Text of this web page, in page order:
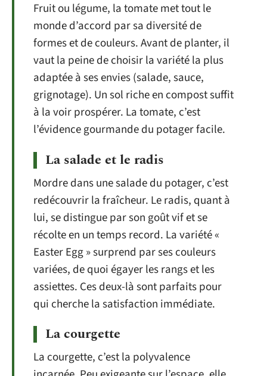
Fruit ou légume, la tomate met tout le
monde d’accord par sa diversité de
formes et de couleurs. Avant de planter, il
vaut la peine de choisir la variété la plus
adaptée à ses envies (salade, sauce,
grignotage). Un sol riche en compost suffit
à la voir prospérer. La tomate, c’est
l’évidence gourmande du potager facile.
La salade et le radis
Mordre dans une salade du potager, c’est
redécouvrir la fraîcheur. Le radis, quant à
lui, se distingue par son goût vif et se
récolte en un temps record. La variété «
Easter Egg » surprend par ses couleurs
variées, de quoi égayer les rangs et les
assiettes. Ces deux-là sont parfaits pour
qui cherche la satisfaction immédiate.
La courgette
La courgette, c’est la polyvalence